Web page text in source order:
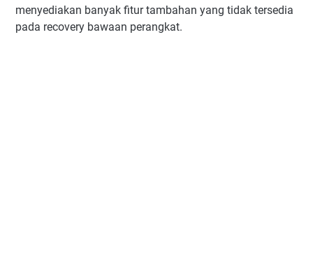
menyediakan banyak fitur tambahan yang tidak tersedia
pada recovery bawaan perangkat.